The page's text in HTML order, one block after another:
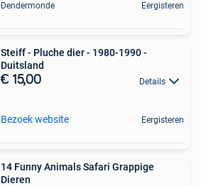
Dendermonde Eergisteren
Steiff - Pluche dier - 1980-1990 -
Duitsland
€ 15,00 Details
Bezoek website Eergisteren
14 Funny Animals Safari Grappige
Dieren